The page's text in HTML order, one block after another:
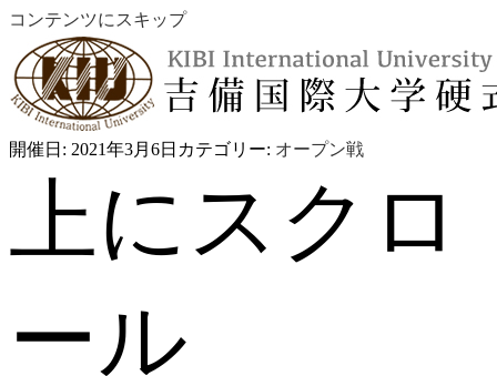
コンテンツにスキップ
開催日: 2021年3月6日 カテゴリー: オープン戦
上にスクロ
ール